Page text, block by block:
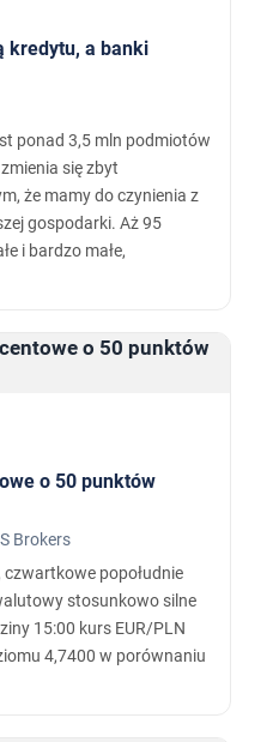
kredytu, a banki
ponad 3,5 mln podmiotów
się zbyt
że mamy do czynienia z
gospodarki. Aż 95
i bardzo małe,
o 50 punktów
Brokers
popołudnie
stosunkowo silne
15:00 kurs EUR/PLN
4,7400 w porównaniu